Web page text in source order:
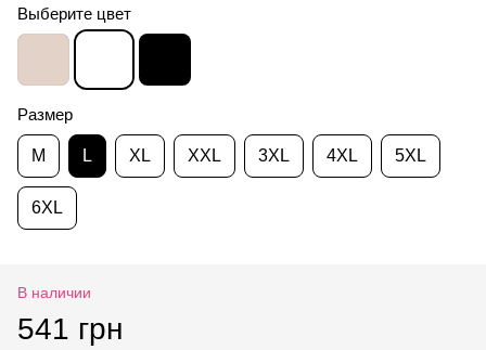
Выберите цвет
Размер
M L XL XXL 3XL 4XL 5XL
6XL
В наличии
541 грн